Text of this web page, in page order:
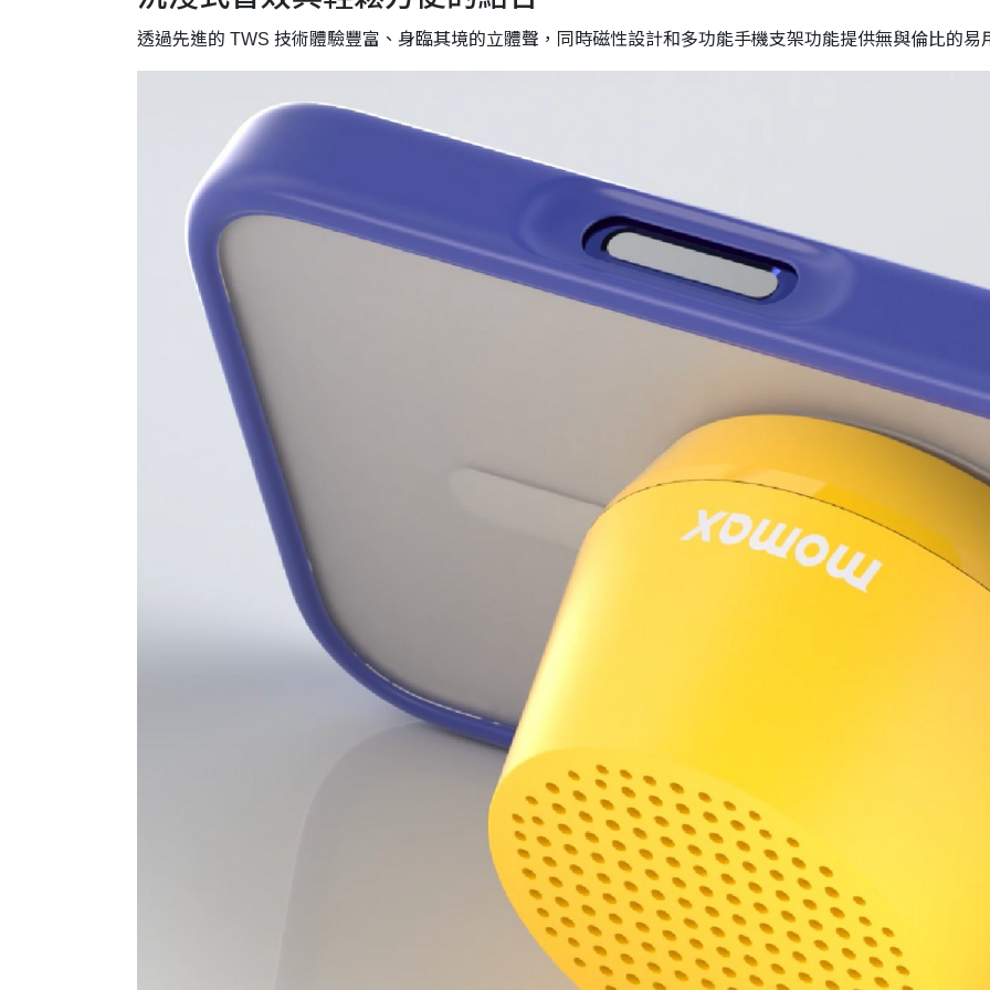
透過先進的 TWS 技術體驗豐富、身臨其境的立體聲，同時磁性設計和多功能手機支架功能提供無與倫比的易